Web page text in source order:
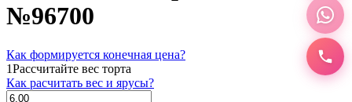
№96700
Как формируется конечная цена?
1Рассчитайте вес торта
Как расчитать вес и ярусы?